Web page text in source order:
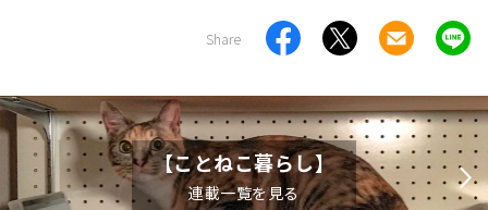
Share
【ことねこ暮らし】
連載一覧を見る